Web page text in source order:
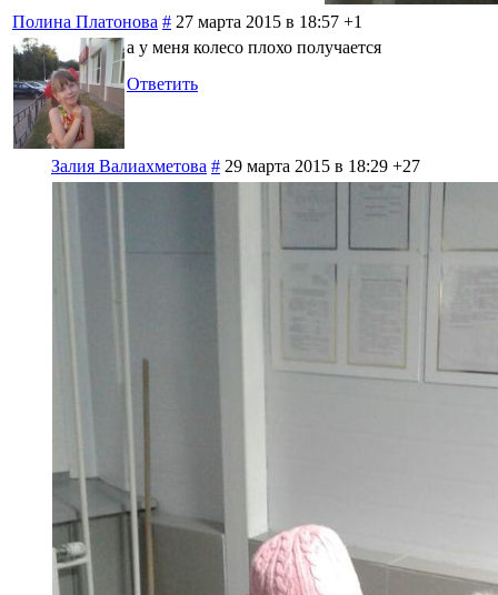
Полина Платонова # 27 марта 2015 в 18:57 +1
а у меня колесо плохо получается
Ответить
Залия Валиахметова # 29 марта 2015 в 18:29 +27